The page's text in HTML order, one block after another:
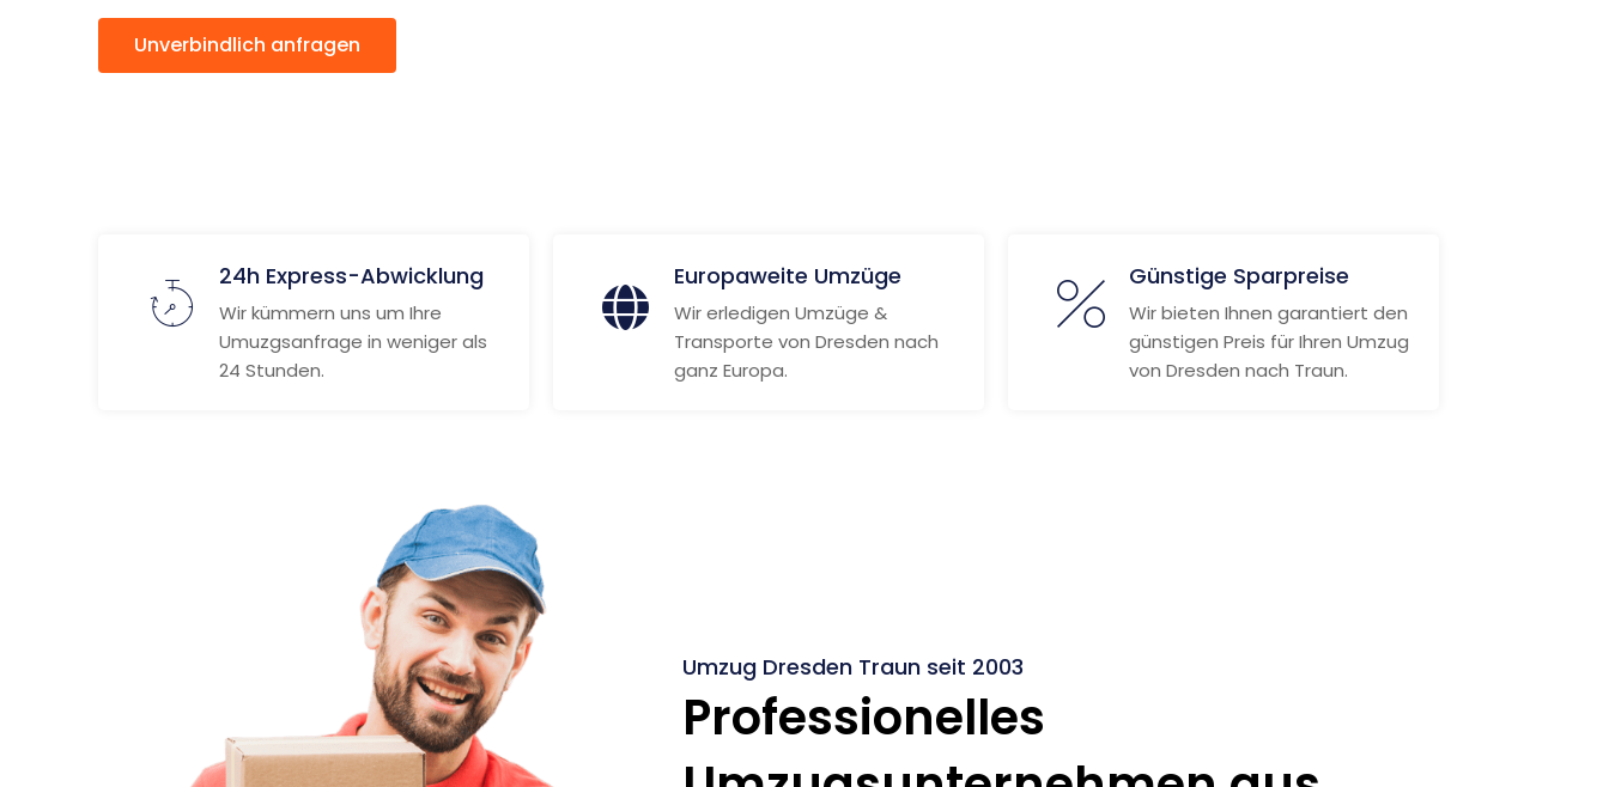
Unverbindlich anfragen
24h Express-Abwicklung
Wir kümmern uns um Ihre
Umuzgsanfrage in weniger als
24 Stunden.
Europaweite Umzüge
Wir erledigen Umzüge &
Transporte von Dresden nach
ganz Europa.
Günstige Sparpreise
Wir bieten Ihnen garantiert den
günstigen Preis für Ihren Umzug
von Dresden nach Traun.
Umzug Dresden Traun seit 2003
Professionelles